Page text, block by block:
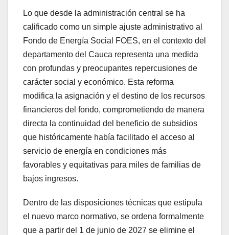
Lo que desde la administración central se ha
calificado como un simple ajuste administrativo al
Fondo de Energía Social FOES, en el contexto del
departamento del Cauca representa una medida
con profundas y preocupantes repercusiones de
carácter social y económico. Esta reforma
modifica la asignación y el destino de los recursos
financieros del fondo, comprometiendo de manera
directa la continuidad del beneficio de subsidios
que históricamente había facilitado el acceso al
servicio de energía en condiciones más
favorables y equitativas para miles de familias de
bajos ingresos.
Dentro de las disposiciones técnicas que estipula
el nuevo marco normativo, se ordena formalmente
que a partir del 1 de junio de 2027 se elimine el